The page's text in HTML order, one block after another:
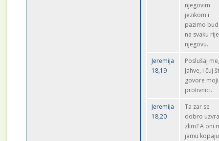
njegovim
jezikom i
pazimo
na svaku
njegovu.
Jeremija
18,19
Poslušaj
Jahve, i čuj
govore moji
protivnici.
Jeremija
18,20
Ta zar se
dobro
zlim? A oni
jamu